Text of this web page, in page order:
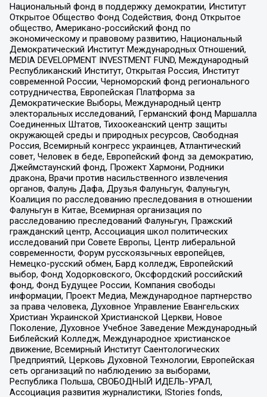
Национальный фонд в поддержку демократии, Институт
Открытое Общество Фонд Содействия, Фонд Открытое
общество, Американо-российский фонд по
экономическому и правовому развитию, Национальный
Демократический Институт Международных Отношений,
MEDIA DEVELOPMENT INVESTMENT FUND, Международный
Республиканский Институт, Открытая Россия, Институт
современной России, Черноморский фонд регионального
сотрудничества, Европейская Платформа за
Демократические Выборы, Международный центр
электоральных исследований, Германский фонд Маршалла
Соединенных Штатов, Тихоокеанский центр защиты
окружающей среды и природных ресурсов, Свободная
Россия, Всемирный конгресс украинцев, Атлантический
совет, Человек в беде, Европейский фонд за демократию,
Джеймстаунский фонд, Прожект Хармони, Родники
дракона, Врачи против насильственного извлечения
органов, Фалунь Дафа, Друзья Фалуньгун, Фалуньгун,
Коалиция по расследованию преследования в отношении
Фалуньгун в Китае, Всемирная организация по
расследованию преследований Фалуньгун, Пражский
гражданский центр, Ассоциация школ политических
исследований при Совете Европы, Центр либеральной
современности, Форум русскоязычных европейцев,
Немецко-русский обмен, Бард колледж, Европейский
выбор, Фонд Ходорковского, Оксфордский российский
фонд, Фонд Будущее России, Компания свободы
информации, Проект Медиа, Международное партнерство
за права человека, Духовное Управление Евангельских
Христиан Украинской Христианской Церкви, Новое
Поколение, Духовное Учебное Заведение Международный
Библейский Колледж, Международное христианское
движение, Всемирный Институт Саентологических
Предприятий, Церковь Духовной Технологии, Европейская
сеть организаций по наблюдению за выборами,
Республика Польша, СВОБОДНЫЙ ИДЕЛЬ-УРАЛ,
Ассоциация развития журналистики, IStories fonds,